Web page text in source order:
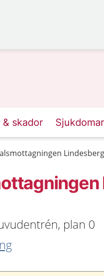
skador
plan 0